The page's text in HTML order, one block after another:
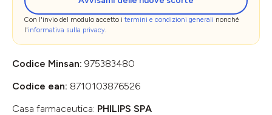
Con l'invio del modulo accetto i termini e condizioni generali nonché
l'informativa sulla privacy.
Codice Minsan: 975383480
Codice ean: 8710103876526
Casa farmaceutica: PHILIPS SPA